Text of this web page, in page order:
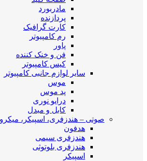
مادربورد
پردازنده
کارت گرافیک
رم کامپیوتر
پاور
فن و خنک کننده
کیس کامپیوتر
سایر لوازم جانبی کامپیوتر
موس
پد موس
درایو نوری
کابل و مبدل
صوتی – هندزفری، اسپیکر،
هدفون
هندزفری سیمی
هندزفری بلوتوثی
اسپیکر